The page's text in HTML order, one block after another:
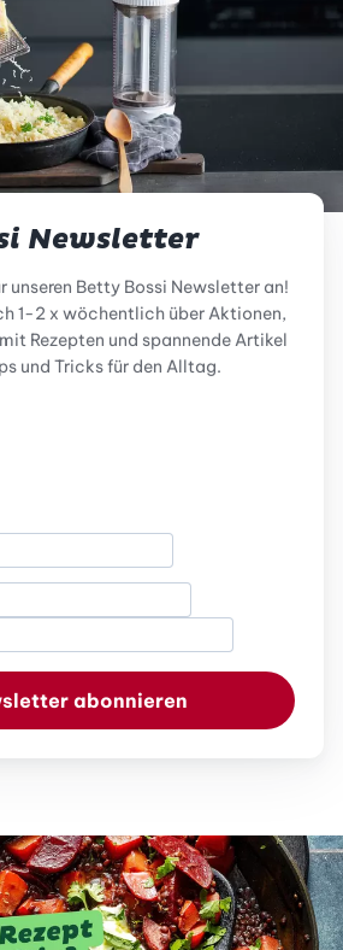
Newsletter
unseren Betty Bossi Newsletter an!
1-2 x wöchentlich über Aktionen,
Rezepten und spannende Artikel
und Tricks für den Alltag.
abonnieren